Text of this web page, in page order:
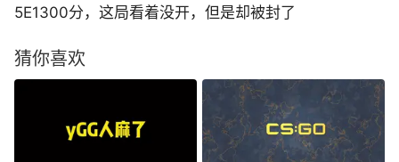
5E1300分，这局看着没开，但是却被封了
猜你喜欢